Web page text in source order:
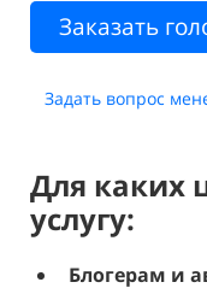
Заказать
Задать вопрос
Для каких
услугу:
Блогерам и